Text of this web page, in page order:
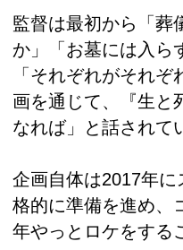
監督は最初から「葬
か」「お墓には入ら
「それぞれがそれ
画を通じて、『生と
なれば」と話されて
企画自体は2017年
格的に準備を進め、
年やっとロケをする